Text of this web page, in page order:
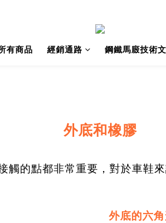
有商品 經銷通路 鋼鐵馬廄技術
外底和橡膠
的點都非常重要，對於車鞋來
外底的六